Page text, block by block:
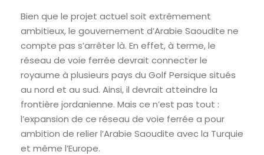
Bien que le projet actuel soit extrêmement
ambitieux, le gouvernement d’Arabie Saoudite ne
compte pas s’arrêter là. En effet, à terme, le
réseau de voie ferrée devrait connecter le
royaume à plusieurs pays du Golf Persique situés
au nord et au sud. Ainsi, il devrait atteindre la
frontière jordanienne. Mais ce n’est pas tout :
l’expansion de ce réseau de voie ferrée a pour
ambition de relier l’Arabie Saoudite avec la Turquie
et même l’Europe.